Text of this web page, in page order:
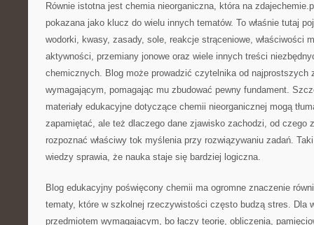
Równie istotna jest chemia nieorganiczna, która na
pokazana jako klucz do wielu innych tematów. To właśnie tutaj
wodorki, kwasy, zasady, sole, reakcje strąceniowe, właściwości
aktywności, przemiany jonowe oraz wiele innych treści
chemicznych. Blog może prowadzić czytelnika od najprostszych
wymagającym, pomagając mu zbudować pewny fundament.
materiały edukacyjne dotyczące chemii nieorganicznej mogą
zapamiętać, ale też dlaczego dane zjawisko zachodzi, od czego
rozpoznać właściwy tok myślenia przy rozwiązywaniu zadań.
wiedzy sprawia, że nauka staje się bardziej logiczna.
Blog edukacyjny poświęcony chemii ma ogromne znaczenie
tematy, które w szkolnej rzeczywistości często budzą stres. Dla
przedmiotem wymagającym, bo łączy teorię, obliczenia,